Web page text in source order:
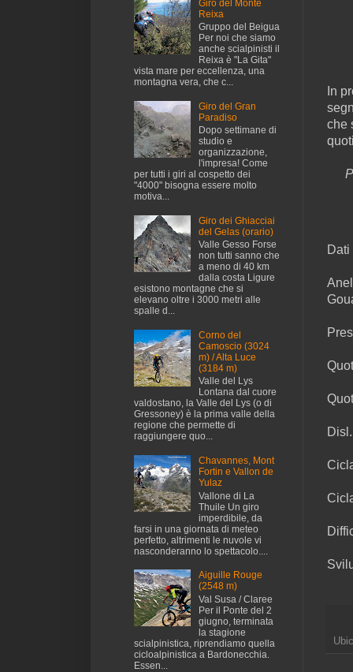
In
che
Dati
Giro del Monte
Reixa
Gruppo del Beigua
Per noi che siamo
anche scialpinisti il
Reixa è "La Gita"
vista mare per eccellenza, una
montagna vera, che c...
Giro del Gran
Paradiso
Dopo settimane di
studio e
organizzazione,
l'impresa! Come
per tutti i giri al cospetto dei
"4000" bisogna essere molto
motiva...
Giro dei Ghiacciai
del Gelas (orario)
Valle Gesso Forse
non tutti sanno che
a meno di 40 km
dalla costa Ligure
esistono montagne che si
elevano oltre i 3000 metri alle
spalle d...
Corno del
Camoscio (3024
m) / Alta Luce
(3184 m)
Valle del Lys
Lontana dal cuore
valdostano, la Valle del Lys (o di
Gressoney) è la prima valle della
regione che permette di
raggiungere quo...
Chavannes, Mont
Fortin e Vallon de
Yulaz
Vallone di La
Thuile Un giro
imperdibile, da
farsi in una giornata di meteo
perfetto, altrimenti le nuvole vi
nasconderanno lo spettacolo....
Aiguille Rouge
(2548 m)
Val Susa / Claree
Per il Ponte del 2
giugno, terminata
la stagione
scialpinistica, riprendiamo quella
cicloalpinistica a Bardonecchia.
Essen...